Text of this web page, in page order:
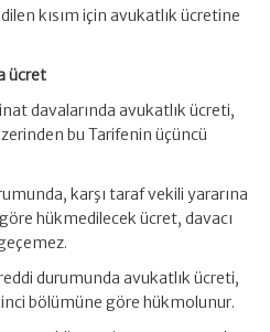
kısım için avukatlık ücretine
ücret
davalarında avukatlık ücreti,
bu Tarifenin üçüncü
karşı taraf vekili yararına
hükmedilecek ücret, davacı
durumunda avukatlık ücreti,
bölümüne göre hükmolunur.